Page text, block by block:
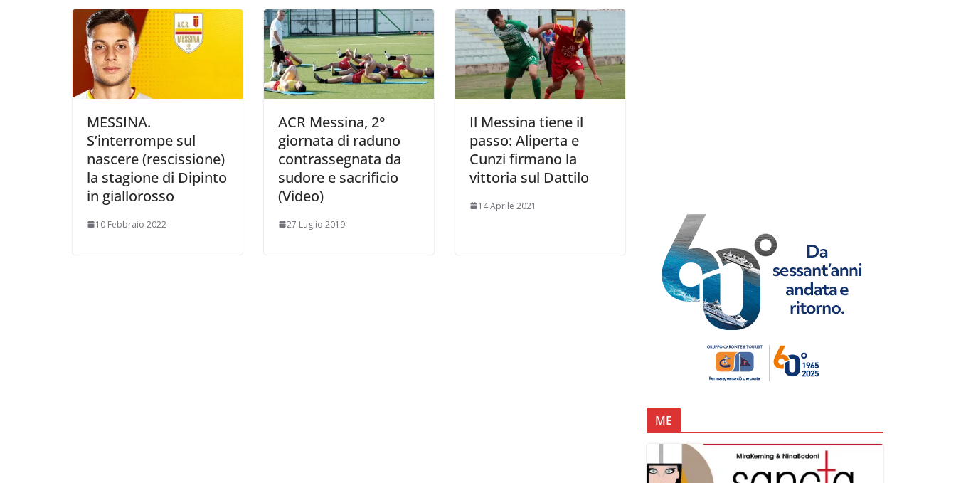
MESSINA.
S’interrompe sul
nascere (rescissione)
la stagione di Dipinto
in giallorosso
10 Febbraio 2022
ACR Messina, 2°
giornata di raduno
contrassegnata da
sudore e sacrificio
(Video)
27 Luglio 2019
Il Messina tiene il
passo: Aliperta e
Cunzi firmano la
vittoria sul Dattilo
14 Aprile 2021
ME